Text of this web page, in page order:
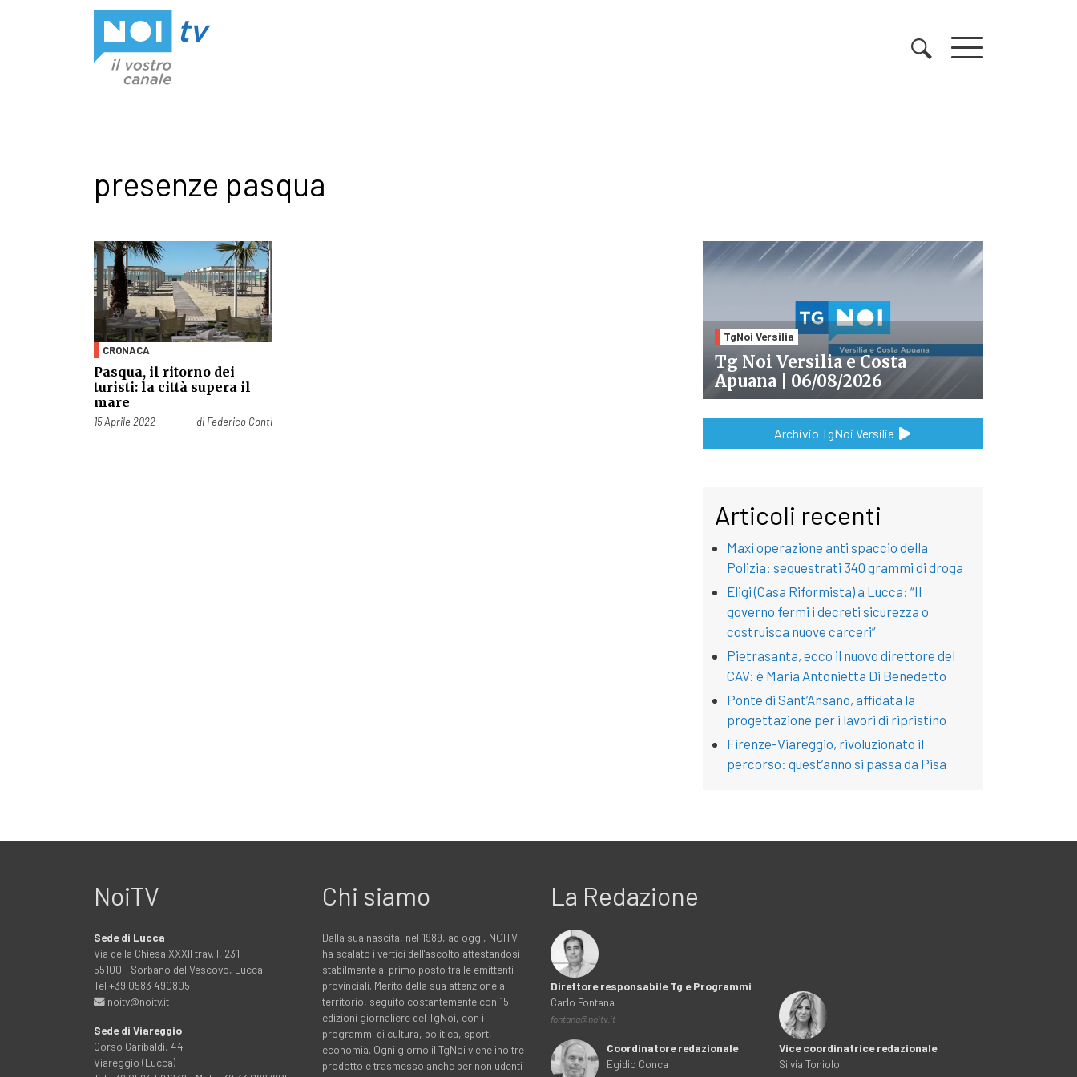
presenze pasqua
CRONACA
Pasqua, il ritorno dei
turisti: la città supera il
mare
Pubblicato il
15 Aprile 2022 di Federico Conti
TgNoi Versilia
Tg Noi Versilia e Costa
Apuana | 06/08/2026
Archivio TgNoi Versilia
Articoli recenti
Maxi operazione anti spaccio della
Polizia: sequestrati 340 grammi di droga
Eligi (Casa Riformista) a Lucca: “Il
governo fermi i decreti sicurezza o
costruisca nuove carceri”
Pietrasanta, ecco il nuovo direttore del
CAV: è Maria Antonietta Di Benedetto
Ponte di Sant’Ansano, affidata la
progettazione per i lavori di ripristino
Firenze-Viareggio, rivoluzionato il
percorso: quest’anno si passa da Pisa
NoiTV
Sede di Lucca
Via della Chiesa XXXII trav. I, 231
55100 - Sorbano del Vescovo, Lucca
Tel +39 0583 490805
noitv@noitv.it
Sede di Viareggio
Corso Garibaldi, 44
Viareggio (Lucca)
Chi siamo
Dalla sua nascita, nel 1989, ad oggi, NOITV
ha scalato i vertici dell'ascolto attestandosi
stabilmente al primo posto tra le emittenti
provinciali. Merito della sua attenzione al
territorio, seguito costantemente con 15
edizioni giornaliere del TgNoi, con i
programmi di cultura, politica, sport,
economia. Ogni giorno il TgNoi viene inoltre
prodotto e trasmesso anche per non udenti
La Redazione
Direttore responsabile Tg e Programmi
Carlo Fontana
fontana@noitv.it
Coordinatore redazionale
Egidio Conca
Vice coordinatrice redazionale
Silvia Toniolo